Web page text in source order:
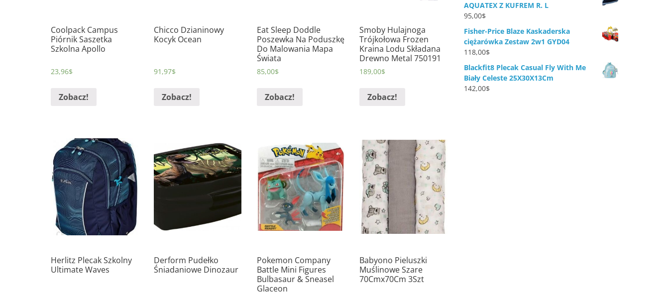
Coolpack Campus
Piórnik Saszetka
Szkolna Apollo
23,96$
Zobacz!
Chicco Dzianinowy
Kocyk Ocean
91,97$
Zobacz!
Eat Sleep Doddle
Poszewka Na Poduszkę
Do Malowania Mapa
Świata
85,00$
Zobacz!
Smoby Hulajnoga
Trójkołowa Frozen
Kraina Lodu Składana
Drewno Metal 750191
189,00$
Zobacz!
Herlitz Plecak Szkolny
Ultimate Waves
Derform Pudełko
Śniadaniowe Dinozaur
Pokemon Company
Battle Mini Figures
Bulbasaur & Sneasel
Glaceon
Babyono Pieluszki
Muślinowe Szare
70Cmx70Cm 3Szt
AQUATEX Z KUFREM R. L
95,00$
Fisher-Price Blaze Kaskaderska
ciężarówka Zestaw 2w1 GYD04
118,00$
Blackfit8 Plecak Casual Fly With Me
Biały Celeste 25X30X13Cm
142,00$